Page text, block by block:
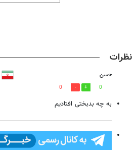
نظرات
حسن
0
0
به چه بدبختی افتادیم